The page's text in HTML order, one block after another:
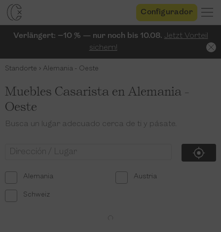
Configurador
Verlängert: −10 % — nur noch bis 10.08. Jetzt Vorteil
sichern!
Standorte Alemania - Oeste
Muebles Casarista en Alemania -
Oeste
Busca un lugar adecuado cerca de ti y pásate.
Alemania Austria
Schweiz